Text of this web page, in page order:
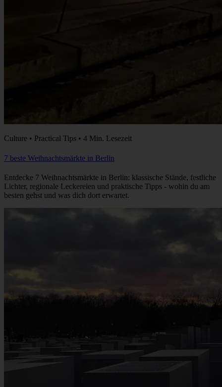
Culture • Practical Tips • 4 Min. Lesezeit
7 beste Weihnachtsmärkte in Berlin
Entdecke 7 Weihnachtsmärkte in Berlin: klassische Stände, festliche
Lichter, regionale Leckereien und praktische Tipps - wohin du am
besten gehst und was dich dort erwartet.